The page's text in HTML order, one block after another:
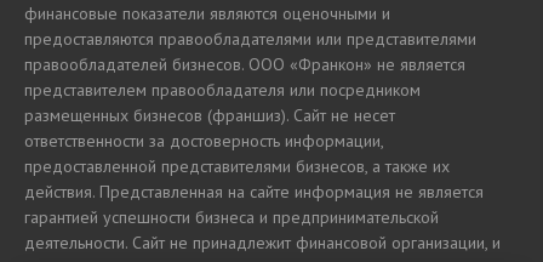
финансовые показатели являются оценочными и
предоставляются правообладателями или представителями
правообладателей бизнесов. ООО «Франкон» не является
представителем правообладателя или посредником
размещенных бизнесов (франшиз). Сайт не несет
ответственности за достоверность информации,
предоставленной представителями бизнесов, а также их
действия. Представленная на сайте информация не является
гарантией успешности бизнеса и предпринимательской
деятельности. Сайт не принадлежит финансовой организации, и